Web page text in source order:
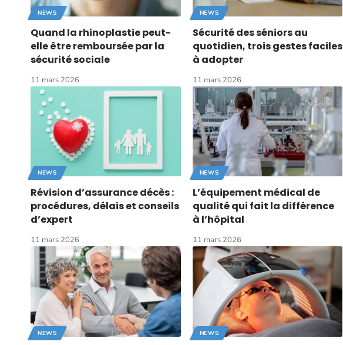
NEWS
Quand la rhinoplastie peut-
elle être remboursée par la
sécurité sociale
11 mars 2026
NEWS
Sécurité des séniors au
quotidien, trois gestes faciles
à adopter
11 mars 2026
NEWS
Révision d’assurance décès :
procédures, délais et conseils
d’expert
11 mars 2026
NEWS
L’équipement médical de
qualité qui fait la différence
à l’hôpital
11 mars 2026
NEWS NEWS